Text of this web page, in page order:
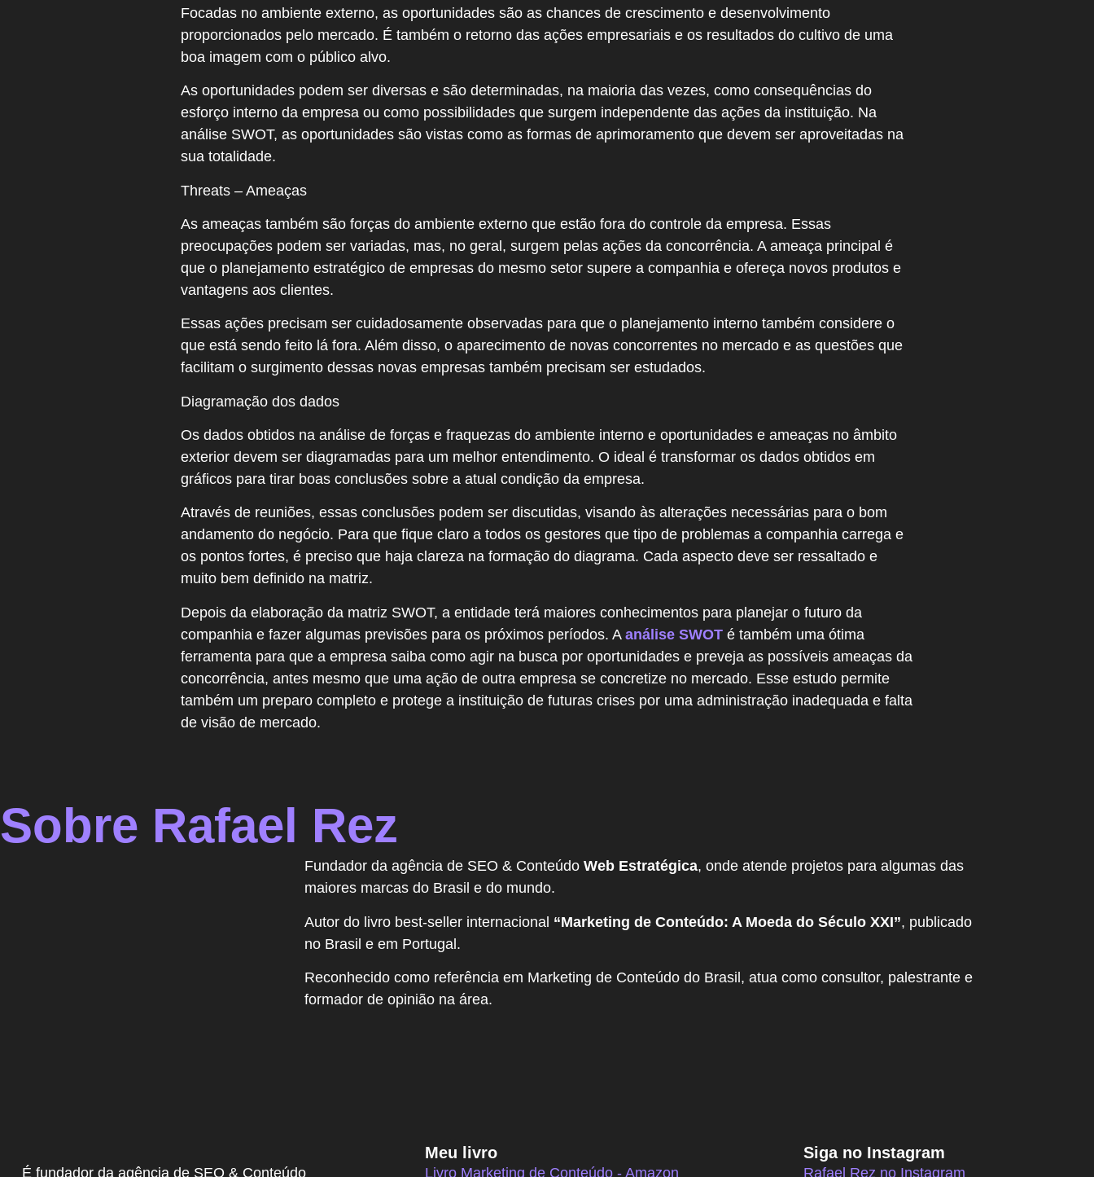
Focadas no ambiente externo, as oportunidades são as chances de crescimento e desenvolvimento
proporcionados pelo mercado. É também o retorno das ações empresariais e os resultados do cultivo de uma
boa imagem com o público alvo.
As oportunidades podem ser diversas e são determinadas, na maioria das vezes, como consequências do
esforço interno da empresa ou como possibilidades que surgem independente das ações da instituição. Na
análise SWOT, as oportunidades são vistas como as formas de aprimoramento que devem ser aproveitadas na
sua totalidade.
Threats – Ameaças
As ameaças também são forças do ambiente externo que estão fora do controle da empresa. Essas
preocupações podem ser variadas, mas, no geral, surgem pelas ações da concorrência. A ameaça principal é
que o planejamento estratégico de empresas do mesmo setor supere a companhia e ofereça novos produtos e
vantagens aos clientes.
Essas ações precisam ser cuidadosamente observadas para que o planejamento interno também considere o
que está sendo feito lá fora. Além disso, o aparecimento de novas concorrentes no mercado e as questões que
facilitam o surgimento dessas novas empresas também precisam ser estudados.
Diagramação dos dados
Os dados obtidos na análise de forças e fraquezas do ambiente interno e oportunidades e ameaças no âmbito
exterior devem ser diagramadas para um melhor entendimento. O ideal é transformar os dados obtidos em
gráficos para tirar boas conclusões sobre a atual condição da empresa.
Através de reuniões, essas conclusões podem ser discutidas, visando às alterações necessárias para o bom
andamento do negócio. Para que fique claro a todos os gestores que tipo de problemas a companhia carrega e
os pontos fortes, é preciso que haja clareza na formação do diagrama. Cada aspecto deve ser ressaltado e
muito bem definido na matriz.
Depois da elaboração da matriz SWOT, a entidade terá maiores conhecimentos para planejar o futuro da
companhia e fazer algumas previsões para os próximos períodos. A análise SWOT é também uma ótima
ferramenta para que a empresa saiba como agir na busca por oportunidades e preveja as possíveis ameaças da
concorrência, antes mesmo que uma ação de outra empresa se concretize no mercado. Esse estudo permite
também um preparo completo e protege a instituição de futuras crises por uma administração inadequada e falta
de visão de mercado.
Sobre Rafael Rez
Fundador da agência de SEO & ConteúdoWeb Estratégica, onde atende projetos para algumas das
maiores marcas do Brasil e do mundo.
Autor do livro best-seller internacional “Marketing de Conteúdo: A Moeda do Século XXI”, publicado
no Brasil e em Portugal.
Reconhecido como referência em Marketing de Conteúdo do Brasil, atua como consultor, palestrante e
formador de opinião na área.
É fundador da agência de SEO & Conteúdo
Meu livro
Livro Marketing de Conteúdo - Amazon
Siga no Instagram
Rafael Rez no Instagram